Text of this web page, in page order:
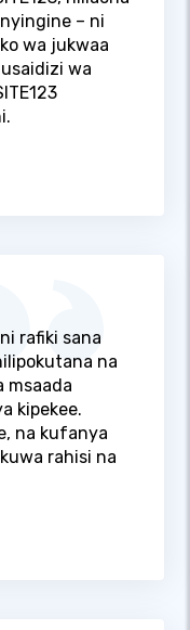
– ni
wa jukwaa
wa
rafiki sana
na
msaada
kipekee.
na kufanya
rahisi na